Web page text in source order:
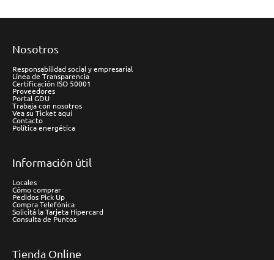
Nosotros
Responsabilidad social y empresarial
Línea de Transparencia
Certificación ISO 50001
Proveedores
Portal GDU
Trabaja con nosotros
Vea su Ticket aquí
Contacto
Política energética
Información útil
Locales
Cómo comprar
Pedidos Pick Up
Compra Telefónica
Solicitá la Tarjeta Hipercard
Consulta de Puntos
Tienda Online